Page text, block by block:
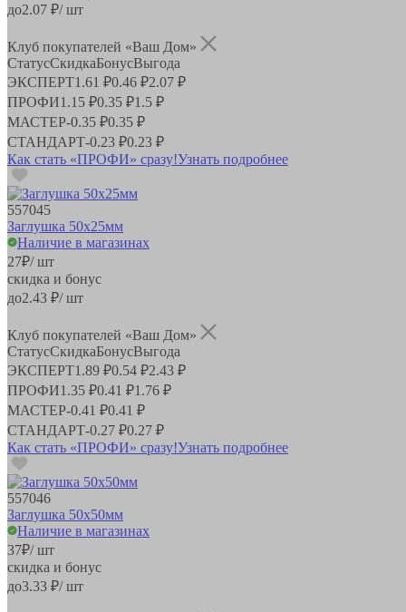
до2.07 ₽/ шт
Клуб покупателей «Ваш Дом»
СтатусСкидкаБонусВыгода
ЭКСПЕРТ1.61 ₽0.46 ₽2.07 ₽
ПРОФИ1.15 ₽0.35 ₽1.5 ₽
МАСТЕР-0.35 ₽0.35 ₽
СТАНДАРТ-0.23 ₽0.23 ₽
Как стать «ПРОФИ» сразу!Узнать подробнее
557045
Заглушка 50х25мм
Наличие в магазинах
27₽/ шт
скидка и бонус
до2.43 ₽/ шт
Клуб покупателей «Ваш Дом»
СтатусСкидкаБонусВыгода
ЭКСПЕРТ1.89 ₽0.54 ₽2.43 ₽
ПРОФИ1.35 ₽0.41 ₽1.76 ₽
МАСТЕР-0.41 ₽0.41 ₽
СТАНДАРТ-0.27 ₽0.27 ₽
Как стать «ПРОФИ» сразу!Узнать подробнее
557046
Заглушка 50х50мм
Наличие в магазинах
37₽/ шт
скидка и бонус
до3.33 ₽/ шт